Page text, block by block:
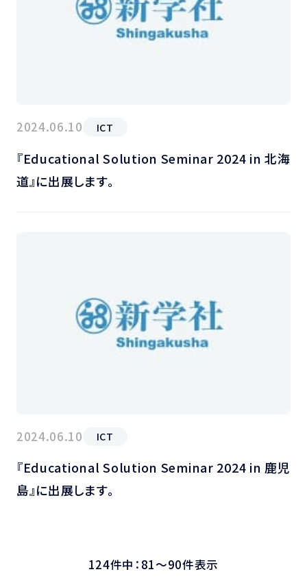
2024.06.10 ICT
『Educational Solution Seminar 2024 in 北海
道』に出展します。
2024.06.10 ICT
『Educational Solution Seminar 2024 in 鹿児
島』に出展します。
124件中：81～90件表示